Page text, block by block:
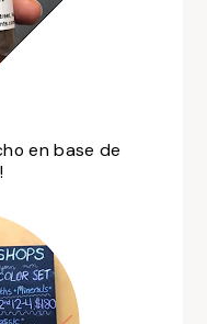
en base de